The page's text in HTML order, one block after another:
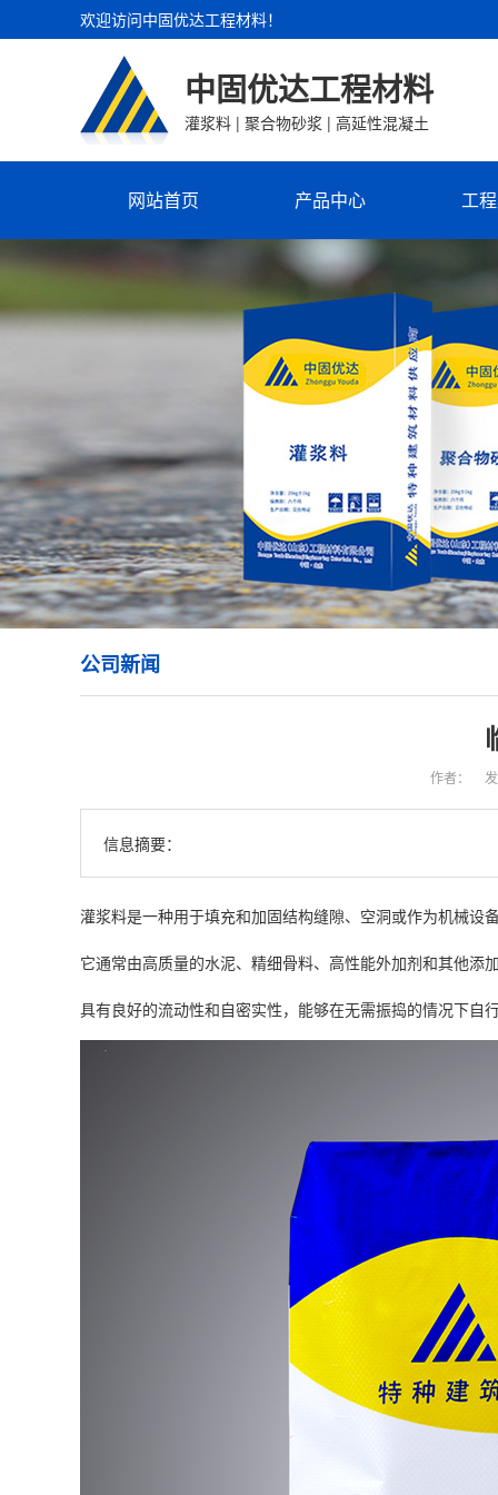
欢迎访问中固优达工程材料！
中固优达工程材料
灌浆料 | 聚合物砂浆 | 高延性混凝土
网站首页 产品中心 工
公司新闻
作者：
信息摘要：
灌浆料是一种用于填充和加固结构缝隙、空洞或作为机械设
它通常由高质量的水泥、精细骨料、高性能外加剂和其他添
具有良好的流动性和自密实性，能够在无需振捣的情况下自